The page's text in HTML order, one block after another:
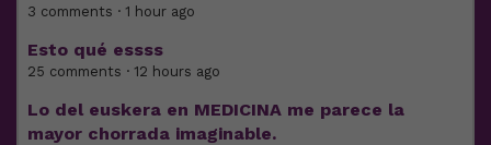
3 comments · 1 hour ago
Esto qué essss
25 comments · 12 hours ago
Lo del euskera en MEDICINA me parece la
mayor chorrada imaginable.